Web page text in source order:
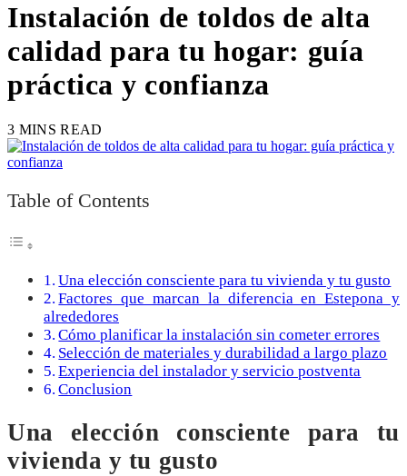
Instalación de toldos de alta
calidad para tu hogar: guía
práctica y confianza
3 MINS READ
Table of Contents
Una elección consciente para tu vivienda y tu gusto
Factores que marcan la diferencia en Estepona y
alrededores
Cómo planificar la instalación sin cometer errores
Selección de materiales y durabilidad a largo plazo
Experiencia del instalador y servicio postventa
Conclusion
Una elección consciente para tu
vivienda y tu gusto